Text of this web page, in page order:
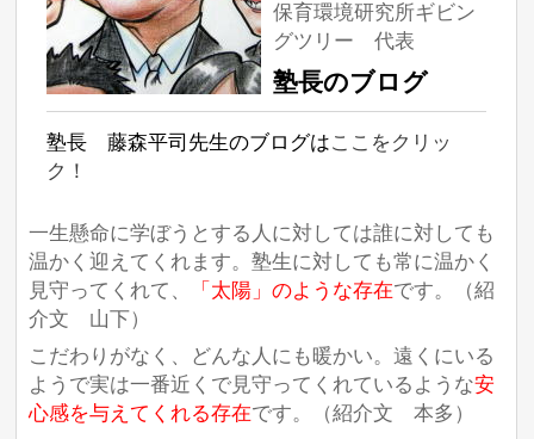
保育環境研究所ギビン
グツリー 代表
塾長のブログ
塾長 藤森平司先生のブログはここをクリッ
ク！
一生懸命に学ぼうとする人に対しては誰に対しても
温かく迎えてくれます。塾生に対しても常に温かく
見守ってくれて、
「太陽」のような存在です。（紹
介文 山下）
こだわりがなく、どんな人にも暖かい。遠くにいる
ようで実は一番近くで見守ってくれているような安
心感を与えてくれる存在です。（紹介文 本多）